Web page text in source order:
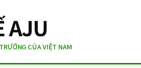
CỦA VIỆT NAM